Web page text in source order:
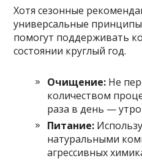
Хотя сезонные
универсальные
помогут поддерживать
состоянии круглый год.
Очищение: Не
количеством
раза в день —
Питание:
натуральными
агрессивных